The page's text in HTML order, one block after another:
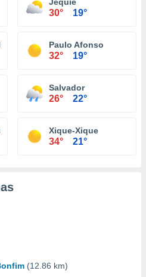
30° 19°
Paulo Afonso
32° 19°
Salvador
26° 22°
Xique-Xique
34° 21°
(12.86 km)